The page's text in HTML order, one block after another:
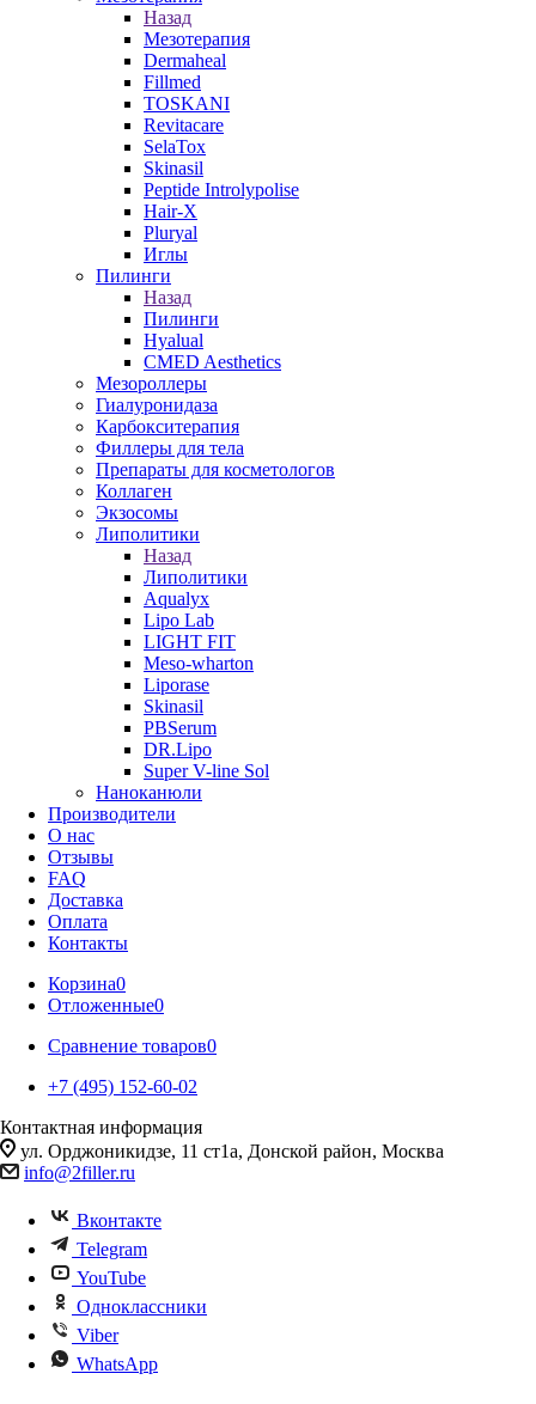
Назад
Мезотерапия
Dermaheal
Fillmed
TOSKANI
Revitacare
SelaTox
Skinasil
Peptide Introlypolise
Hair-X
Pluryal
Иглы
Пилинги
Назад
Пилинги
Hyalual
CMED Aesthetics
Мезороллеры
Гиалуронидаза
Карбокситерапия
Филлеры для тела
Препараты для косметологов
Коллаген
Экзосомы
Липолитики
Назад
Липолитики
Aqualyx
Lipo Lab
LIGHT FIT
Meso-wharton
Liporase
Skinasil
PBSerum
DR.Lipo
Super V-line Sol
Наноканюли
Производители
О нас
Отзывы
FAQ
Доставка
Оплата
Контакты
Корзина0
Отложенные0
Сравнение товаров0
+7 (495) 152-60-02
Контактная информация
ул. Орджоникидзе, 11 ст1а, Донской район, Москва
info@2filler.ru
Вконтакте
Telegram
YouTube
Одноклассники
Viber
WhatsApp